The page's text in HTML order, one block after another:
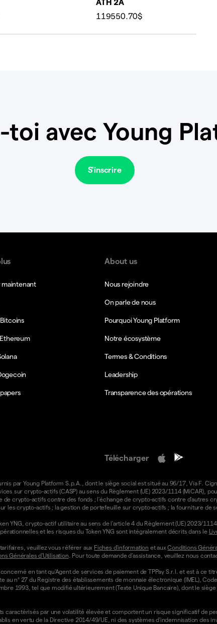
ATH 2A
119550.70$
toi avec Young
S'inscrire
About us
Nous rejoindre
On parle de nous
Pourquoi Young Platform
Notre écosystème
Termes & Conditions
Leadership
Transparence des opérations
Télécharger
par Young Platform S.p.A., dont le siège social est situé au 96/17, Via F.
sur crypto-actifs (CASP) au sens du Règlement (UE) 2023/1114 (MiCAR),
crypto-actifs contre des fonds ; l'échange de crypto-actifs contre d'autres
les crypto-actifs ; la gestion de portefeuille sur crypto-actifs ; la fourniture
YNG, crypto-actif utilitaire au sens de l'article 4 du Règlement (UE) 2023/
et les risques du Token YNG sont intégralement décrits dans le
veuillez vous référer aux Fiches d'information et auxConditions
Générales d'Utilisation. Pour toute demande d'assistance, veuillez nous
en tant qu'Agent de services de paiement de TPPay S.r.l. et est à ce
au n° 27 du Registre des établissements de monnaie électronique (IMEL),
1993, tel que modifié ultérieurement (Texte Unique Bancaire), dont le siège
par une volatilité élevée et comportent un risque significatif de
en vertu de la Directive 2014/49/UE, ni des systèmes d'indemnisation des